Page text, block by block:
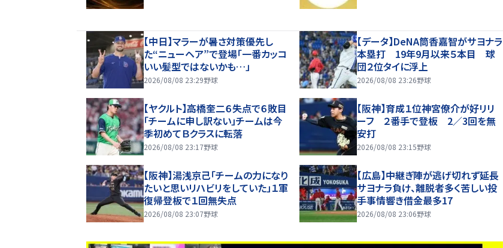
【中日】マラーが暑さ対策優先し
た“ニューヘア”で登場「一番カッコ
いい髪型ではないかも…」
2026/08/08 23:29野球
【データ】DeNA筒香嘉智がサヨナラ
本塁打 19年9月以来５本目 球
団２位タイに浮上
2026/08/08 23:26野球
【ヤクルト】高橋奎二６失点で６敗目
「チームに申し訳ない」チームは今
季初めてＢクラスに転落
2026/08/08 23:17野球
【阪神】育成１位神宮僚介が好リリ
ーフ ２番手で登板 2／3回を無
安打
2026/08/08 23:15野球
【阪神】湯浅京己「チームの力になり
たいと思いリハビリをしていた」１軍
復帰登板で１回無失点
2026/08/08 23:07野球
【広島】中継ぎ陣が逃げ切れず延長
サヨナラ負け、離脱者多く苦しい投
手事情響き借金最多17
2026/08/08 23:06野球